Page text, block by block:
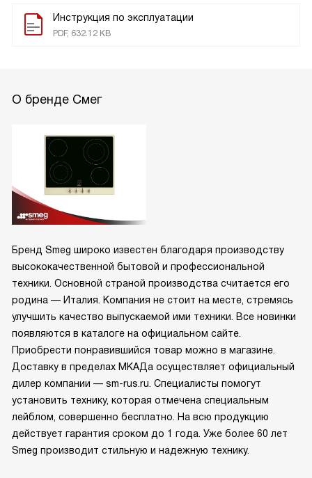
Инструкция по эксплуатации
PDF, 632.12 KB
О бренде Смег
Бренд Smeg широко известен благодаря производству
высококачественной бытовой и профессиональной
техники. Основной страной производства считается его
родина — Италия. Компания не стоит на месте, стремясь
улучшить качество выпускаемой ими техники. Все новинки
появляются в каталоге на официальном сайте.
Приобрести понравившийся товар можно в магазине.
Доставку в пределах МКАДа осуществляет официальный
дилер компании — sm-rus.ru. Специалисты помогут
установить технику, которая отмечена специальным
лейблом, совершенно бесплатно. На всю продукцию
действует гарантия сроком до 1 года. Уже более 60 лет
Smeg производит стильную и надежную технику.